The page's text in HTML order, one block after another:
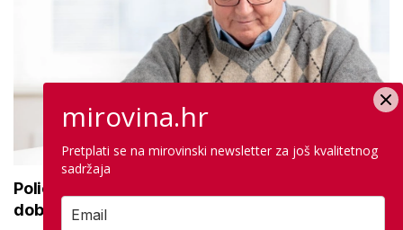
Policija upozorava umirovljenike: 'Zbog
dobronamjernosti postaju meta prijevare'
mirovina.hr
Pretplati se na mirovinski newsletter za još kvalitetnog
sadržaja